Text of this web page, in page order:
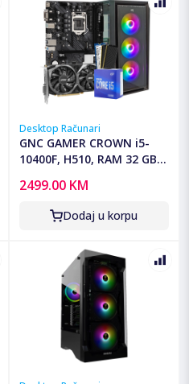
Desktop Računari
GNC GAMER CROWN i5-
10400F, H510, RAM 32 GB
8GB, PSU 550W, kućište
gaming
2499.00 KM
Dodaj u korpu